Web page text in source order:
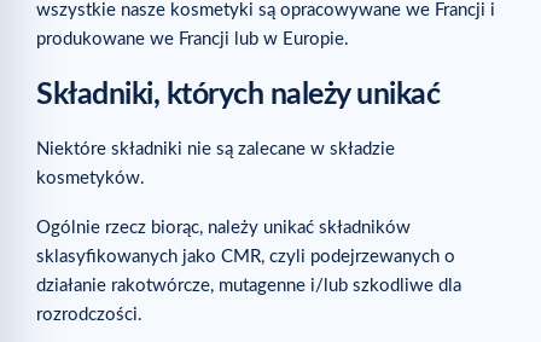
wszystkie nasze kosmetyki są opracowywane we Francji i
produkowane we Francji lub w Europie.
Składniki, których należy unikać
Niektóre składniki nie są zalecane w składzie
kosmetyków.
Ogólnie rzecz biorąc, należy unikać składników
sklasyfikowanych jako CMR, czyli podejrzewanych o
działanie rakotwórcze, mutagenne i/lub szkodliwe dla
rozrodczości.